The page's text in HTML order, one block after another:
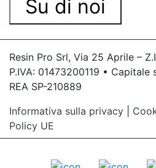
Su di noi
Resin Pro Srl, Via 25 Aprile –
P.IVA: 01473200119 •
REA SP-210889
Informativa sulla privacy
Policy UE